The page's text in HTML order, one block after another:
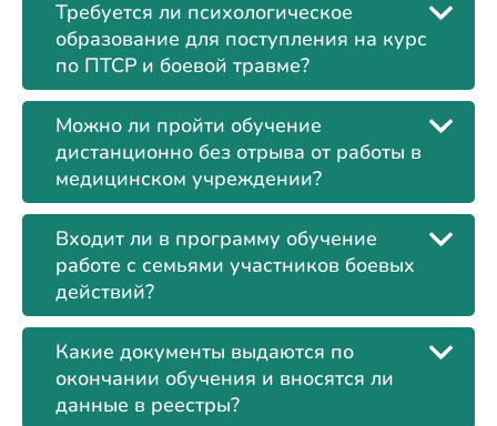
Требуется ли психологическое
образование для поступления на курс
по ПТСР и боевой травме?
Можно ли пройти обучение
дистанционно без отрыва от работы в
медицинском учреждении?
Входит ли в программу обучение
работе с семьями участников боевых
действий?
Какие документы выдаются по
окончании обучения и вносятся ли
данные в реестры?